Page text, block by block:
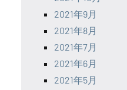
2021年9月
2021年8月
2021年7月
2021年6月
2021年5月